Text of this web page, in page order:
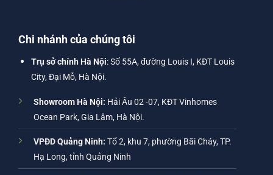
Chi nhánh của chúng tôi
Trụ sở chính Hà Nội: Số 55A, đường Louis I, KĐT Louis
City, Đại Mỗ, Hà Nội.
Showroom Hà Nội: Hải Âu 02 -07, KĐT Vinhomes
Ocean Park, Gia Lâm, Hà Nội.
VPĐD Quảng Ninh: Tổ 2, khu 7, phường Bãi Cháy, TP.
Hạ Long, tỉnh Quảng Ninh